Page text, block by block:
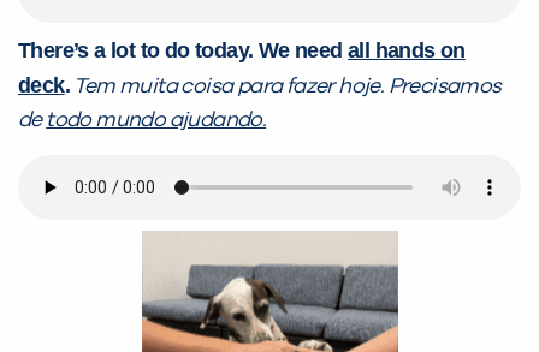
There’s a lot to do today. We need all hands on
deck. Tem muita coisa para fazer hoje. Precisamos
de todo mundo ajudando.